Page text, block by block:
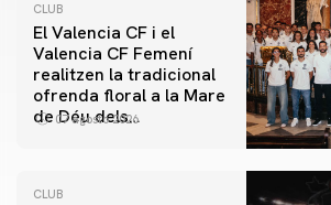
CLUB
El Valencia CF i el
Valencia CF Femení
realitzen la tradicional
ofrenda floral a la Mare
de Déu dels
07 agosto 2026
CLUB